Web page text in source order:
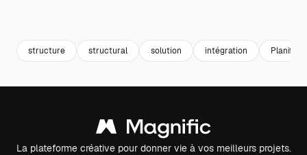
structure structural solution intégration
La plateforme créative pour donner vie à vos meilleurs projets.